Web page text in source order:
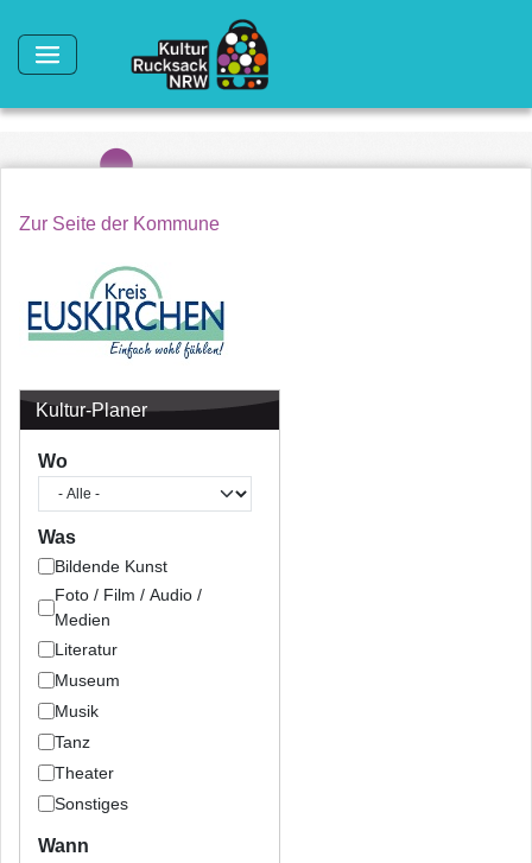
Zur Seite der Kommune
Kultur-Planer
Wo
Was
Bildende Kunst
Foto / Film / Audio /
Medien
Literatur
Museum
Musik
Tanz
Theater
Sonstiges
Wann